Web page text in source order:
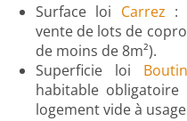
Surface loi Carrez :
vente de lots de
de moins de 8m²).
Superficie loi Boutin
habitable
logement vide à